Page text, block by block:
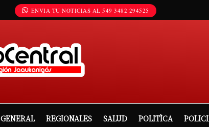
ENVIA TU NOTICIAS AL 549 3482 294525
GENERAL REGIONALES SALUD POLITÌCA